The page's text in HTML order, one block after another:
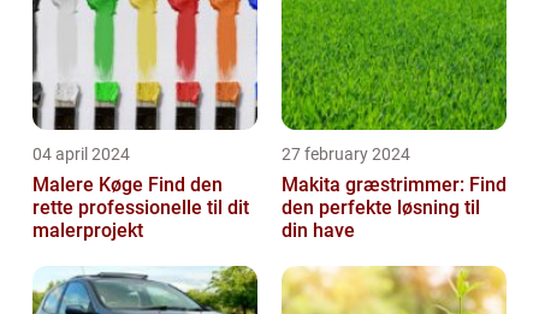
04 april 2024
Malere Køge Find den
rette professionelle til dit
malerprojekt
27 february 2024
Makita græstrimmer: Find
den perfekte løsning til
din have